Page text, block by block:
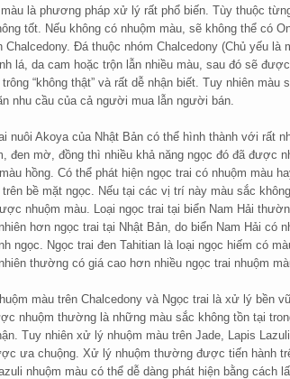
màu là phương pháp xử lý rất phổ biến. Tùy thuộc
tốt. Nếu không có nhuộm màu, sẽ không thể có
Chalcedony. Đá thuộc nhóm Chalcedony (Chủ yếu
lá, da cam hoặc trộn lẫn nhiều màu, sau đó sẽ
“không thật” và rất dễ nhận biết. Tuy nhiên màu
nhu cầu của cả người mua lẫn người bán.
nuôi Akoya của Nhật Bản có thể hình thành với rất
đen mờ, đồng thì nhiều khả năng ngọc đó đã được
hồng. Có thể phát hiện ngọc trai có nhuộm màu
bề mặt ngọc. Nếu tại các vị trí này màu sắc
nhuộm màu. Loại ngọc trai tại biển Nam Hải
hơn ngọc trai tại Nhật Bản, do biển Nam Hải có
ngọc. Ngọc trai đen Tahitian là loại ngọc hiếm có
thường có giá cao hơn nhiều ngọc trai nhuộm
màu trên Chalcedony và Ngọc trai là xử lý bền
nhuộm thường là những màu sắc không tồn tại
Tuy nhiên xử lý nhuộm màu trên Jade, Lapis
ưa chuộng. Xử lý nhuộm thường được tiến hành
nhuộm màu có thể dễ dàng phát hiện bằng cách